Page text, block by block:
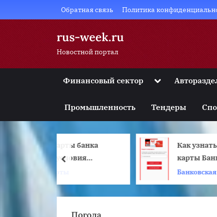
to
Обратная связь Политика
rus-week.ru
Новостной портал
Финансовый сектор Toggle
menu
Toggle
menu
Toggle
sub-
menu
Toggle
sub-
Промышленность Тендеры
Как узнать баланс
карты Банка
Москвы: через смс и
интернет
Банковская система
prev